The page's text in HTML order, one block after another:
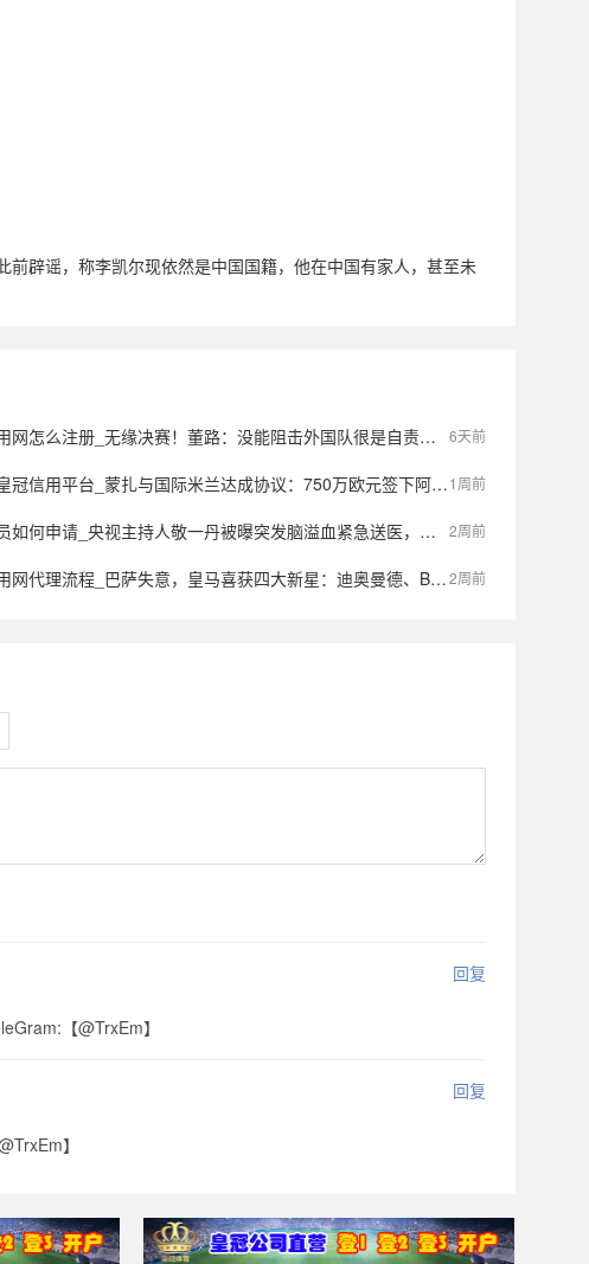
前辟谣，称李凯尔现依然是中国国籍，他在中国有家人，甚至未
6天前
怎么注册_无缘决赛！董路：没能阻击外国队很是自责，孩子们尽力了责任在我
1周前
用平台_蒙扎与国际米兰达成协议：750万欧元签下阿金桑米罗，10%二转分成成亮点
2周前
请_央视主持人敬一丹被曝突发脑溢血紧急送医，最新公众号置顶评论回应：不信谣，不传谣
2周前
理流程_巴萨失意，皇马喜获四大新星：迪奥曼德、B席、库库雷利亚与邓弗里斯的转会内幕
回复
【@TrxEm】
回复
】